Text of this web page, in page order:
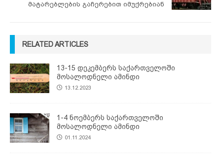
მატარებლების გაჩერებით იმუქრებიან
RELATED ARTICLES
13-15 დეკემბერს საქართველოში
მოსალოდნელი ამინდი
13.12.2023
1-4 ნოემბერს საქართველოში
მოსალოდნელი ამინდი
01.11.2024